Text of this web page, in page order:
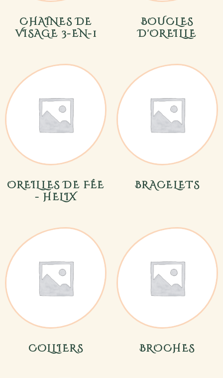
CHAINES DE
VISAGE 3-EN-1
BOUCLES
D'OREILLE
OREILLES DE FÉE
- HELIX
BRACELETS
COLLIERS BROCHES